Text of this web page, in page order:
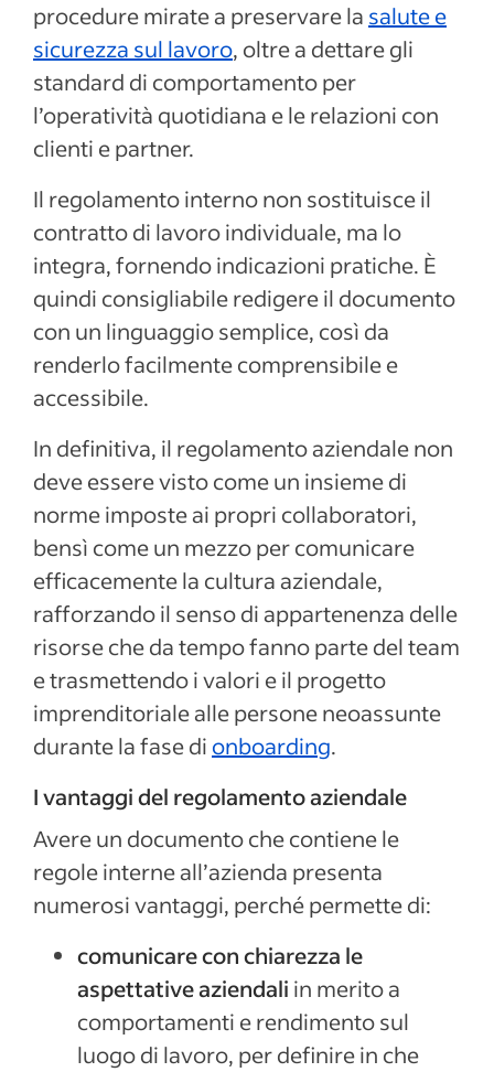
procedure mirate a preservare la salute e
sicurezza sul lavoro, oltre a dettare gli
standard di comportamento per
l’operatività quotidiana e le relazioni con
clienti e partner.
Il regolamento interno non sostituisce il
contratto di lavoro individuale, ma lo
integra, fornendo indicazioni pratiche. È
quindi consigliabile redigere il documento
con un linguaggio semplice, così da
renderlo facilmente comprensibile e
accessibile.
In definitiva, il regolamento aziendale non
deve essere visto come un insieme di
norme imposte ai propri collaboratori,
bensì come un mezzo per comunicare
efficacemente la cultura aziendale,
rafforzando il senso di appartenenza delle
risorse che da tempo fanno parte del team
e trasmettendo i valori e il progetto
imprenditoriale alle persone neoassunte
durante la fase di onboarding.
I vantaggi del regolamento aziendale
Avere un documento che contiene le
regole interne all’azienda presenta
numerosi vantaggi, perché permette di:
comunicare con chiarezza le
aspettative aziendali in merito a
comportamenti e rendimento sul
luogo di lavoro, per definire in che